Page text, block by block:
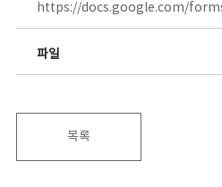
https://docs.google.com/
파일
목록